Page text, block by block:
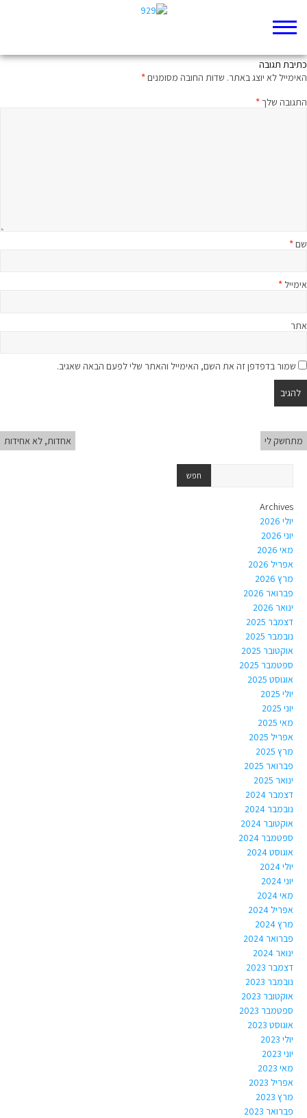
כתיבת תגובה
האימייל לא יוצג באתר. שדות החובה מסומנים*
התגובה שלך*
שם*
אימייל *
אתר
שמור בדפדפן זה את השם, האימייל והאתר שלי לפעם הבאה שאגיב.
מתחשק לי אחדות, לא אחידות
Archives
יולי 2026
יוני 2026
מאי 2026
אפריל 2026
מרץ 2026
פברואר 2026
ינואר 2026
דצמבר 2025
נובמבר 2025
אוקטובר 2025
ספטמבר 2025
אוגוסט 2025
יולי 2025
יוני 2025
מאי 2025
אפריל 2025
מרץ 2025
פברואר 2025
ינואר 2025
דצמבר 2024
נובמבר 2024
אוקטובר 2024
ספטמבר 2024
אוגוסט 2024
יולי 2024
יוני 2024
מאי 2024
אפריל 2024
מרץ 2024
פברואר 2024
ינואר 2024
דצמבר 2023
נובמבר 2023
אוקטובר 2023
ספטמבר 2023
אוגוסט 2023
יולי 2023
יוני 2023
מאי 2023
אפריל 2023
מרץ 2023
פברואר 2023